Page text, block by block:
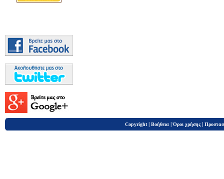
Copyright | Βοήθεια |Όροι χρήσης |